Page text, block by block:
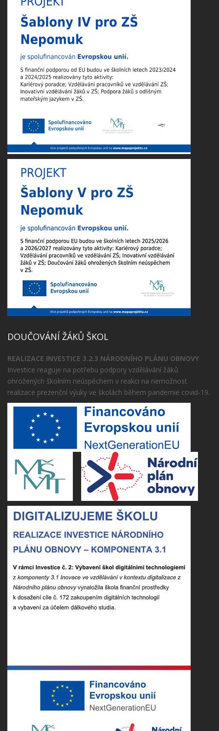
DOUČOVÁNÍ ŽÁKŮ ŠKOL
REALIZACE INVESTICE 3.2.3 NÁRODNÍHO PLÁNU OBNOVY
Investice reaguje na potřebu podpory vzdělávání žáků
ohrožených školním neúspěchem v reakci na nemožnost
realizace prezenční výuky ve školách během pandemie covid-19.